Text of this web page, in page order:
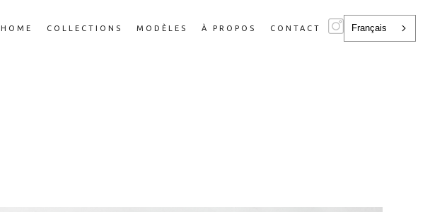
HOME COLLECTIONS MODÈLES À PROPOS CONTACT Français